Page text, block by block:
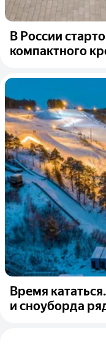
В России
компактного
Время
и сноуборда